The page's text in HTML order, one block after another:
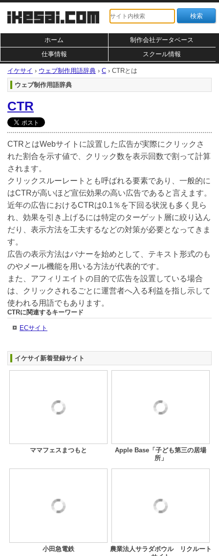
ホーム
制作会社データベース
仕事情報
スクール情報
イケサイ › ウェブ制作用語辞典 › C › CTRとは
ウェブ制作用語辞典
CTR
CTRとはWebサイトに設置した広告が実際にクリックさ
れた割合を示す値で、クリック数を表示回数で割って計算
されます。
クリックスルーレートとも呼ばれる要素であり、一般的に
はCTRが高いほど宣伝効果の高い広告であると言えます。
近年の広告におけるCTRは0.1％を下回る状況も多く見ら
れ、効果を引き上げるには特定のターゲット層に絞り込ん
だり、表示方法を工夫するなどの対策が必要となってきま
す。
広告の表示方法はバナーを始めとして、テキスト形式のも
のやメール機能を用いる方法が代表的です。
また、アフィリエイトの目的で広告を設置している場合
は、クリックされるごとに運営者へ入る利益を指し示して
使われる用語でもあります。
CTRに関連するキーワード
ECサイト
イケサイ新着登録サイト
ママフェスまつもと
Apple Base「子ども第三の居場
所」
小田急電鉄
農業法人サラダボウル リクルート